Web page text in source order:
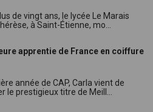
de vingt ans, le lycée Le Marais
à Saint-Étienne, mo...
apprentie de France en coiffure
année de CAP, Carla vient de
le prestigieux titre de Meill...